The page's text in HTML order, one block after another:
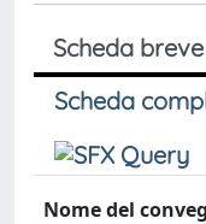
Scheda breve
Scheda
Nome del